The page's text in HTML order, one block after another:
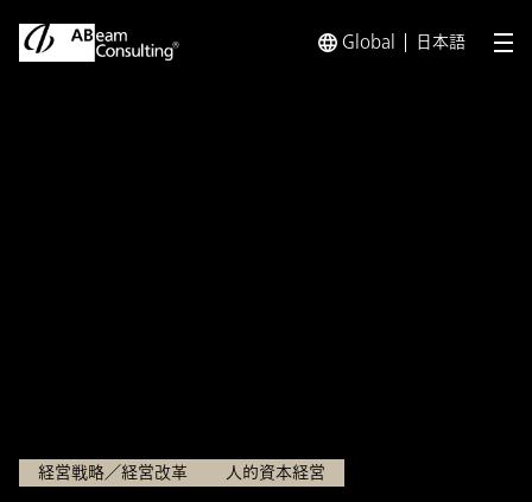
Global 日本語 メ
経営戦略／経営改革 人的資本経営